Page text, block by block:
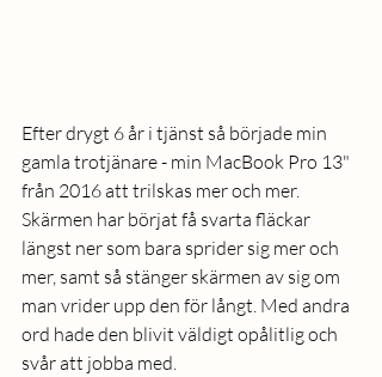
Efter drygt 6 år i tjänst så började min
gamla trotjänare - min MacBook Pro 13"
från 2016 att trilskas mer och mer.
Skärmen har börjat få svarta fläckar
längst ner som bara sprider sig mer och
mer, samt så stänger skärmen av sig om
man vrider upp den för långt. Med andra
ord hade den blivit väldigt opålitlig och
svår att jobba med.